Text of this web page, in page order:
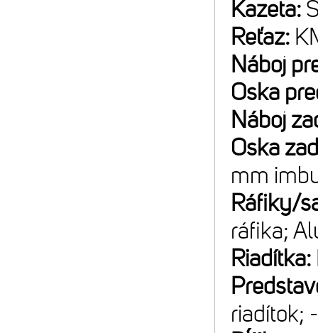
Kazeta:
Reťaz:
Náboj
Oska
Náboj
Oska
mm
Ráfiky/
ráfika;
Riadítka:
riadítok;